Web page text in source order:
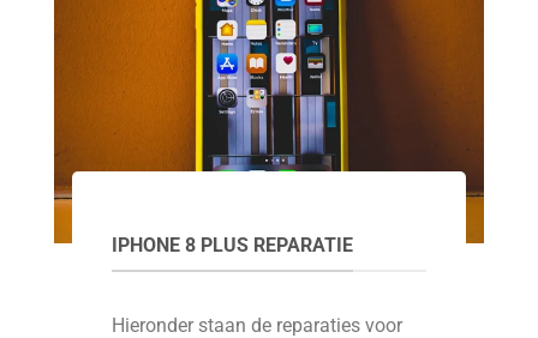
IPHONE 8 PLUS REPARATIE
Hieronder staan de reparaties voor